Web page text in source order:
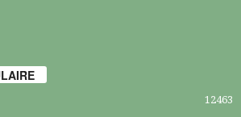
12463